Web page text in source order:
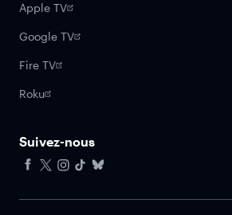
Apple TV
Google TV
Fire TV
Roku
Suivez-nous